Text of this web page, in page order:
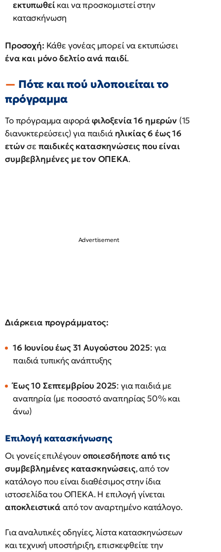
εκτυπωθείκαι να προσκομιστεί στην
κατασκήνωση
Προσοχή: Κάθε γονέας μπορεί να εκτυπώσει
ένα και μόνο δελτίο ανά παιδί.
Πότε και πού υλοποιείται το
πρόγραμμα
Το πρόγραμμα αφοράφιλοξενία 16 ημερών (15
διανυκτερεύσεις) για παιδιά ηλικίας 6 έως 16
ετώνσε παιδικές κατασκηνώσεις που είναι
συμβεβλημένες με τον ΟΠΕΚΑ.
Διάρκεια προγράμματος:
16 Ιουνίου έως 31 Αυγούστου 2025: για
παιδιά τυπικής ανάπτυξης
Έως 10 Σεπτεμβρίου 2025: για παιδιά με
αναπηρία (με ποσοστό αναπηρίας 50% και
άνω)
Επιλογή κατασκήνωσης
Οι γονείς επιλέγουνοποιεσδήποτε από τις
συμβεβλημένες κατασκηνώσεις, από τον
κατάλογο που είναι διαθέσιμος στην ίδια
ιστοσελίδα του ΟΠΕΚΑ. Η επιλογή γίνεται
αποκλειστικά από τον αναρτημένο κατάλογο.
Για αναλυτικές οδηγίες, λίστα κατασκηνώσεων
και τεχνική υποστήριξη, επισκεφθείτε την